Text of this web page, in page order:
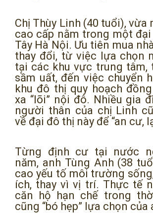
Chị Thùy Linh (40 tuổi), vừa
cao cấp nằm trong một
Tây Hà Nội. Ưu tiên mua
thay đổi, từ việc lựa chọn
tại các khu vực trung tâm,
sầm uất, đến việc chuyển
khu đô thị quy hoạch
xa “lõi” nội đô. Nhiều gia
người thân của chị Linh
về đại đô thị này để “an cư,
Từng định cư tại nước
năm, anh Tùng Anh (38
cao yếu tố môi trường
ích, thay vì vị trí. Thực tế
căn hộ hạn chế trong
cũng “bó hẹp” lựa chọn của